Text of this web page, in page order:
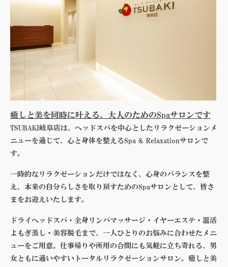
癒しと美を同時に叶える、大人のためのSpaサロンです
TSUBAKI岐阜店は、ヘッドスパを中心としたリラクゼーションメ
ニューを通じて、心と身体を整えるSpa & Relaxationサロンで
す。
一時的なリラクゼーションだけではなく、心身のバランスを整
え、本来の自分らしさを取り戻すためのSpaサロンとして、皆さ
まをお迎えいたします。
ドライヘッドスパ・全身リンパマッサージ・イヤーエステ・温活
よもぎ蒸し・美容脱毛まで、一人ひとりのお悩みに合わせたメニ
ューをご用意。仕事帰りや所用の合間にも気軽に立ち寄れる、男
女ともに通いやすいトータルリラクゼーションサロン。癒しと美